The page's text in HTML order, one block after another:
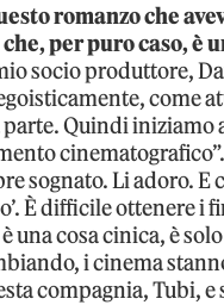
romanzo che
per puro caso, è
socio produttore,
come
Quindi iniziamo
sognato. Li adoro.
È difficile ottenere i
una cosa cinica, è
i cinema
compagnia, Tubi,